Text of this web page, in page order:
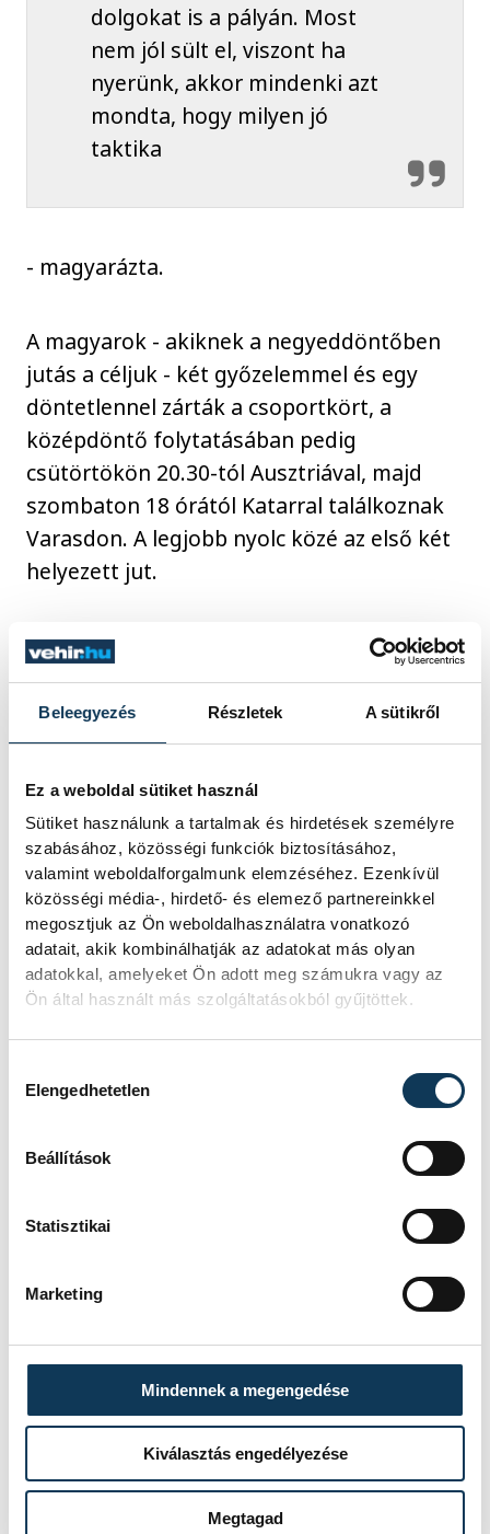
Beleegyezés Részletek A sütikről
Ez a weboldal sütiket használ
Sütiket használunk a tartalmak és hirdetések személyre
szabásához, közösségi funkciók biztosításához,
valamint weboldalforgalmunk elemzéséhez. Ezenkívül
közösségi média-, hirdető- és elemező partnereinkkel
megosztjuk az Ön weboldalhasználatra vonatkozó
adatait, akik kombinálhatják az adatokat más olyan
adatokkal, amelyeket Ön adott meg számukra vagy az
Ön által használt más szolgáltatásokból gyűjtöttek.
Elengedhetetlen
Beállítások
Statisztikai
Marketing
Mindennek a megengedése
Kiválasztás engedélyezése
Megtagad
dolgokat is a pályán. Most
nem jól sült el, viszont ha
nyerünk, akkor mindenki azt
mondta, hogy milyen jó
taktika
- magyarázta.
A magyarok - akiknek a negyeddöntőben
jutás a céljuk - két győzelemmel és egy
döntetlennel zárták a csoportkört, a
középdöntő folytatásában pedig
csütörtökön 20.30-tól Ausztriával, majd
szombaton 18 órától Katarral találkoznak
Varasdon. A legjobb nyolc közé az első két
helyezett jut.
Kellemetlen volt a tegnapi
mérkőzés számunkra, és
visszakapaszkodnia az
embernek. Mindenkinek
minél hamarabb rendbe kell
tennie a gondolatait, és úgy
kell játszanunk, ahogyan a
korábbi mérkőzéseken.
Vagyunk annyira profi
játékosok, hogy félre tudjuk
és jó képet tudunk mutatni a
Az osztrákok elleni találkozó
szempontjából. A két együttes legutóbb
középdöntőjében találkozott egymással,
akkor a létszámfölényes támadójátékot
alkalmazó Ausztria 30-29-re nyert.